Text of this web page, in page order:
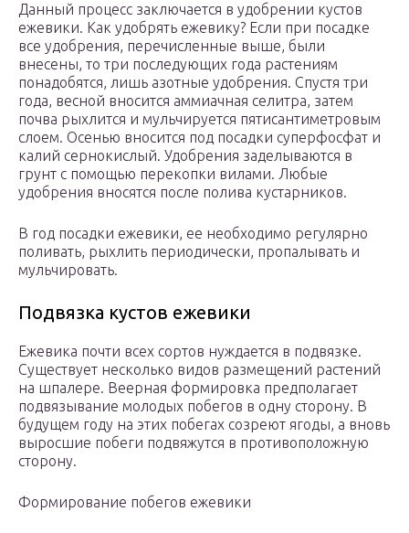
Данный процесс заключается в удобрении кустов
ежевики. Как удобрять ежевику? Если при посадке
все удобрения, перечисленные выше, были
внесены, то три последующих года растениям
понадобятся, лишь азотные удобрения. Спустя три
года, весной вносится аммиачная селитра, затем
почва рыхлится и мульчируется пятисантиметровым
слоем. Осенью вносится под посадки суперфосфат и
калий сернокислый. Удобрения заделываются в
грунт с помощью перекопки вилами. Любые
удобрения вносятся после полива кустарников.
В год посадки ежевики, ее необходимо регулярно
поливать, рыхлить периодически, пропалывать и
мульчировать.
Подвязка кустов ежевики
Ежевика почти всех сортов нуждается в подвязке.
Существует несколько видов размещений растений
на шпалере. Веерная формировка предполагает
подвязывание молодых побегов в одну сторону. В
будущем году на этих побегах созреют ягоды, а вновь
выросшие побеги подвяжутся в противоположную
сторону.
Формирование побегов ежевики